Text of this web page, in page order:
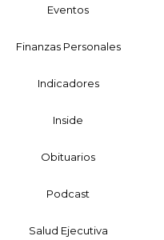
Eventos
Finanzas Personales
Indicadores
Inside
Obituarios
Podcast
Salud Ejecutiva